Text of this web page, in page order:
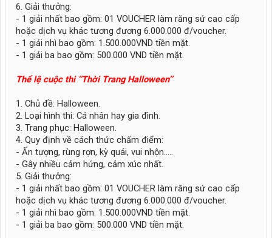
6. Giải thưởng:
- 1 giải nhất bao gồm: 01 VOUCHER làm răng sứ cao cấp
hoặc dịch vụ khác tương đương 6.000.000 đ/voucher.
- 1 giải nhì bao gồm: 1.500.000VND tiền mặt.
- 1 giải ba bao gồm: 500.000 VND tiền mặt.
Thể lệ cuộc thi ‘’Thời Trang Halloween’’
1. Chủ đề: Halloween.
2. Loại hình thi: Cá nhân hay gia đình.
3. Trang phục: Halloween.
4. Quy định về cách thức chấm điểm:
- Ấn tượng, rùng rợn, kỳ quái, vui nhộn…..
- Gây nhiều cảm hứng, cảm xúc nhất.
5. Giải thưởng:
- 1 giải nhất bao gồm: 01 VOUCHER làm răng sứ cao cấp
hoặc dịch vụ khác tương đương 6.000.000 đ/voucher.
- 1 giải nhì bao gồm: 1.500.000VND tiền mặt.
- 1 giải ba bao gồm: 500.000 VND tiền mặt.